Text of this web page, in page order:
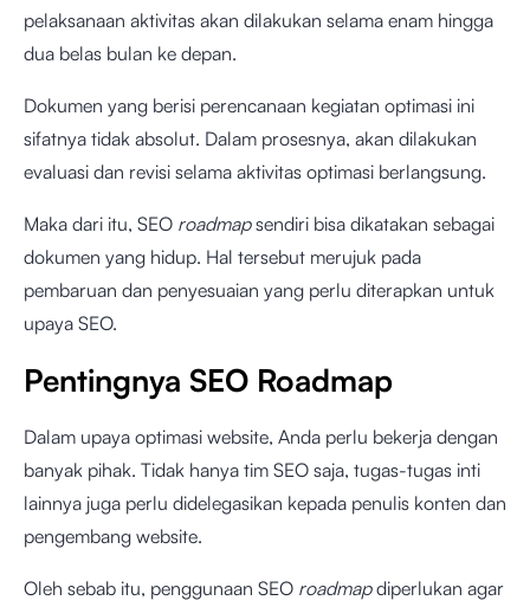
pelaksanaan aktivitas akan dilakukan selama enam hingga
dua belas bulan ke depan.
Dokumen yang berisi perencanaan kegiatan optimasi ini
sifatnya tidak absolut. Dalam prosesnya, akan dilakukan
evaluasi dan revisi selama aktivitas optimasi berlangsung.
Maka dari itu, SEO roadmapsendiri bisa dikatakan sebagai
dokumen yang hidup. Hal tersebut merujuk pada
pembaruan dan penyesuaian yang perlu diterapkan untuk
upaya SEO.
Pentingnya SEO Roadmap
Dalam upaya optimasi website, Anda perlu bekerja dengan
banyak pihak. Tidak hanya tim SEO saja, tugas-tugas inti
lainnya juga perlu didelegasikan kepada penulis konten dan
pengembang website.
Oleh sebab itu, penggunaan SEO roadmapdiperlukan agar